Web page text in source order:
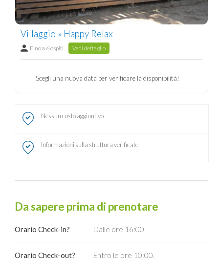
Villaggio » Happy Relax
Fino a 6 ospiti Vedi dettaglio
Scegli una nuova data per verificare la disponibilità!
Nessun costo aggiuntivo
Informazioni sulla struttura verificate
Da sapere prima di prenotare
Orario Check-in? Dalle ore 16:00.
Orario Check-out? Entro le ore 10:00.